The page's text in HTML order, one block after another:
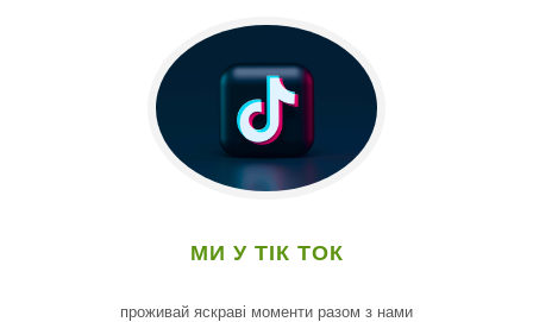
МИ У ТІК ТОК
проживай яскраві моменти разом з нами